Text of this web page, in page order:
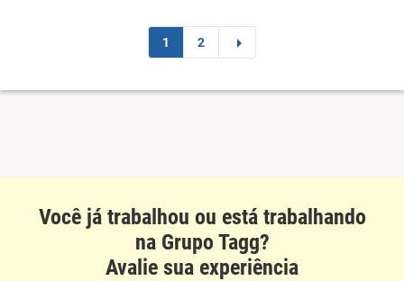
Recomenda esta empresa
Recomenda a diretoria
1 2
Você já trabalhou ou está trabalhando
na Grupo Tagg?
Avalie sua experiência